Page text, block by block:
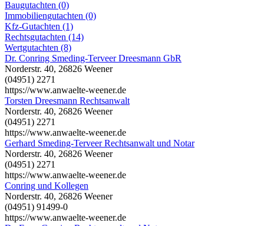
Baugutachten (0)
Immobiliengutachten (0)
Kfz-Gutachten (1)
Rechtsgutachten (14)
Wertgutachten (8)
Dr. Conring Smeding-Terveer Dreesmann GbR
Norderstr. 40, 26826 Weener
(04951) 2271
https://www.anwaelte-weener.de
Torsten Dreesmann Rechtsanwalt
Norderstr. 40, 26826 Weener
(04951) 2271
https://www.anwaelte-weener.de
Gerhard Smeding-Terveer Rechtsanwalt und Notar
Norderstr. 40, 26826 Weener
(04951) 2271
https://www.anwaelte-weener.de
Conring und Kollegen
Norderstr. 40, 26826 Weener
(04951) 91499-0
https://www.anwaelte-weener.de